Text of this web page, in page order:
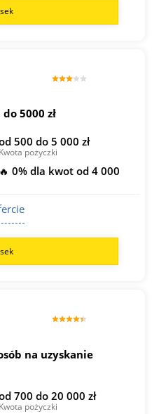
5000 zł
500 do 5 000 zł
Kwota pożyczki
🔥 0% dla kwot od 4 000
na uzyskanie
700 do 20 000 zł
Kwota pożyczki